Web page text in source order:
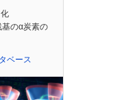
基のα炭素の
ベース